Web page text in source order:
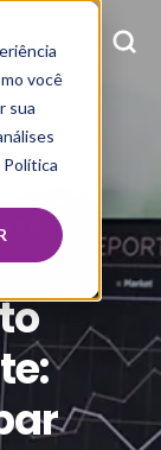
você
sua
Política
PM